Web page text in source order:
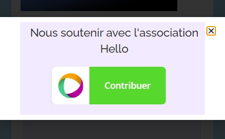
Nous soutenir avec l'association